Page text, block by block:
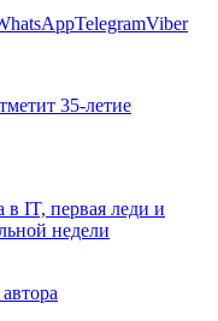
TelegramViber
35-летие
в IT, первая леди и
недели